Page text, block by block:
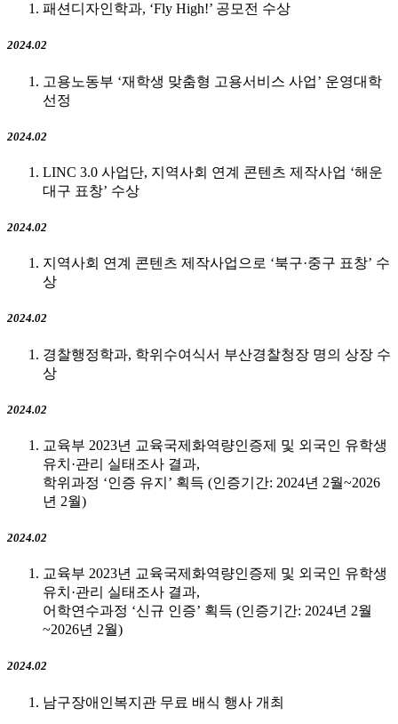
패션디자인학과, ‘Fly High!’ 공모전 수상
2024.02
고용노동부 ‘재학생 맞춤형 고용서비스 사업’ 운영대학
선정
2024.02
LINC 3.0 사업단, 지역사회 연계 콘텐츠 제작사업 ‘해운
대구 표창’ 수상
2024.02
지역사회 연계 콘텐츠 제작사업으로 ‘북구·중구 표창’ 수
상
2024.02
경찰행정학과, 학위수여식서 부산경찰청장 명의 상장 수
상
2024.02
교육부 2023년 교육국제화역량인증제 및 외국인 유학생
유치·관리 실태조사 결과,
학위과정 ‘인증 유지’ 획득 (인증기간: 2024년 2월~2026
년 2월)
2024.02
교육부 2023년 교육국제화역량인증제 및 외국인 유학생
유치·관리 실태조사 결과,
어학연수과정 ‘신규 인증’ 획득 (인증기간: 2024년 2월
~2026년 2월)
2024.02
남구장애인복지관 무료 배식 행사 개최